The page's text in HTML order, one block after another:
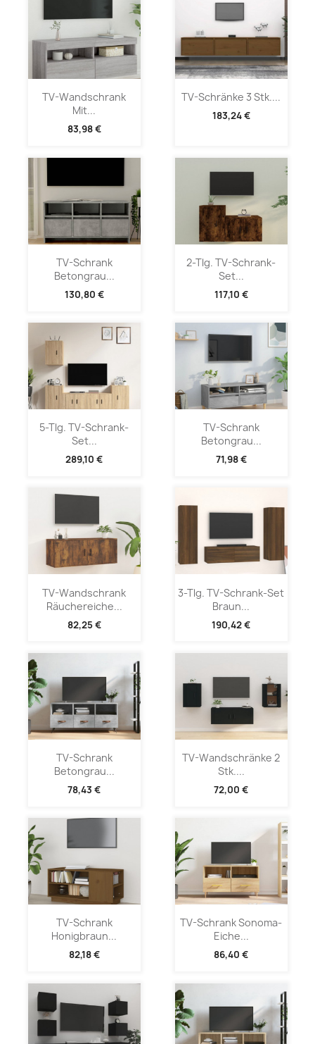
TV-Wandschrank
Mit...
83,98 €
TV-Schränke 3 Stk....
183,24 €
TV-Schrank
Betongrau...
130,80 €
2-Tlg. TV-Schrank-
Set...
117,10 €
5-Tlg. TV-Schrank-
Set...
289,10 €
TV-Schrank
Betongrau...
71,98 €
TV-Wandschrank
Räuchereiche...
82,25 €
3-Tlg. TV-Schrank-Set
Braun...
190,42 €
TV-Schrank
Betongrau...
78,43 €
TV-Wandschränke 2
Stk....
72,00 €
TV-Schrank
Honigbraun...
82,18 €
TV-Schrank Sonoma-
Eiche...
86,40 €